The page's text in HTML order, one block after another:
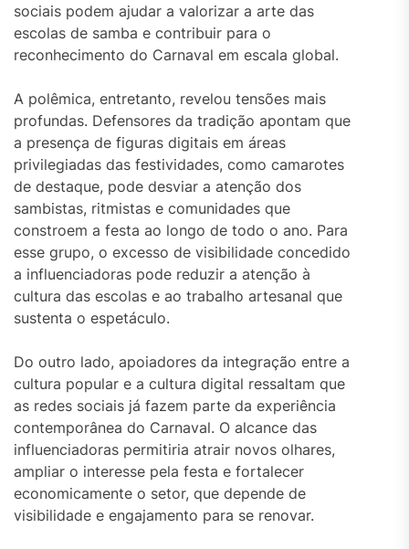
sociais podem ajudar a valorizar a arte das
escolas de samba e contribuir para o
reconhecimento do Carnaval em escala global.
A polêmica, entretanto, revelou tensões mais
profundas. Defensores da tradição apontam que
a presença de figuras digitais em áreas
privilegiadas das festividades, como camarotes
de destaque, pode desviar a atenção dos
sambistas, ritmistas e comunidades que
constroem a festa ao longo de todo o ano. Para
esse grupo, o excesso de visibilidade concedido
a influenciadoras pode reduzir a atenção à
cultura das escolas e ao trabalho artesanal que
sustenta o espetáculo.
Do outro lado, apoiadores da integração entre a
cultura popular e a cultura digital ressaltam que
as redes sociais já fazem parte da experiência
contemporânea do Carnaval. O alcance das
influenciadoras permitiria atrair novos olhares,
ampliar o interesse pela festa e fortalecer
economicamente o setor, que depende de
visibilidade e engajamento para se renovar.